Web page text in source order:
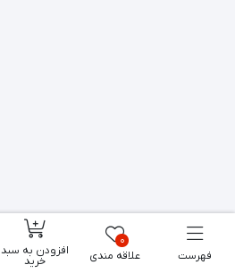
فهرست
0
علاقه مندی افزودن به سبد
خرید